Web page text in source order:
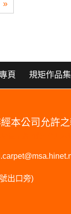
»
頁 規矩作品集
本公司允許
出口旁)